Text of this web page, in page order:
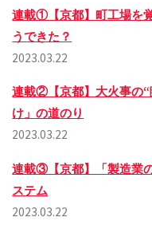
連載①【京都】町工場を
うできた？
2023.03.22
連載②【京都】大火事の
け」の道のり
2023.03.22
連載③【京都】「製造業
ステム
2023.03.22